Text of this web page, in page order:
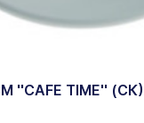
''СAFE TIME''